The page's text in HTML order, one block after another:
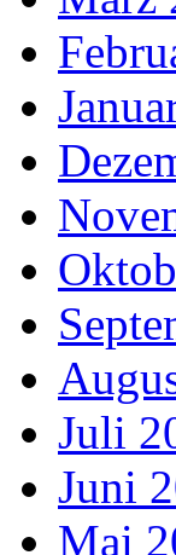
Juli
Juni
Mai